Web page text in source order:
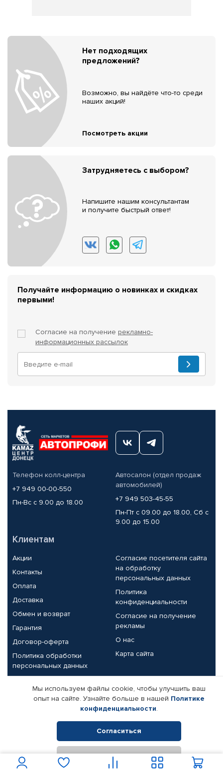
Нет подходящих
предложений?
Возможно, вы найдёте что-то среди
наших акций!
Посмотреть акции
Затрудняетесь с выбором?
Напишите нашим консультантам
и получите быстрый ответ!
Получайте информацию о новинках и скидках
первыми!
Согласие на получение рекламно-
информационных рассылок
Телефон колл-центра
+7 949 00-00-550
Пн-Вс с 9.00 до 18.00
Автосалон (отдел продаж
автомобилей)
+7 949 503-45-55
Пн-Пт с 09.00 до 18.00, Сб с
9.00 до 15.00
Клиентам
Акции
Контакты
Оплата
Доставка
Обмен и возврат
Гарантия
Договор-оферта
Политика обработки
персональных данных
Согласие посетителя сайта
на обработку
персональных данных
Политика
конфиденциальности
Согласие на получение
рекламы
О нас
Карта сайта
Партнерам
Корпоративным клиентам
Поставщикам
Реквизиты компании
© КАМАЗ ЦЕНТР ДОНЕЦК, 2015-2026. Все права защищены.
Интернет-магазин автомобильных товаров Автопрофи.
Мы используем файлы cookie, чтобы улучшить ваш
опыт на сайте. Узнайте больше в нашей Политике
конфиденциальности.
Согласиться
Отклонить